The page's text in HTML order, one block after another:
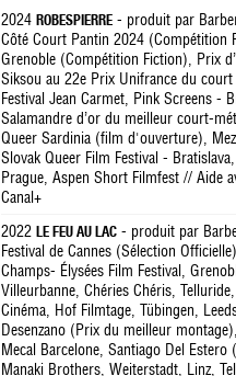
2024 ROBESPIERRE - produit par
Côté Court Pantin 2024 (Compétition
Grenoble (Compétition Fiction), Prix
Siksou au 22e Prix Unifrance du
Festival Jean Carmet, Pink Screens -
Salamandre d’or du meilleur court-
Queer Sardinia (film d'ouverture),
Slovak Queer Film Festival -
Prague, Aspen Short Filmfest // Aide
Canal+
2022 LE FEU AU LAC - produit par
Festival de Cannes (Sélection
Champs- Élysées Film Festival,
Villeurbanne, Chéries Chéris,
Cinéma, Hof Filmtage, Tübingen,
Desenzano (Prix du meilleur
Mecal Barcelone, Santiago Del Estero
Manaki Brothers, Weiterstadt, Linz,